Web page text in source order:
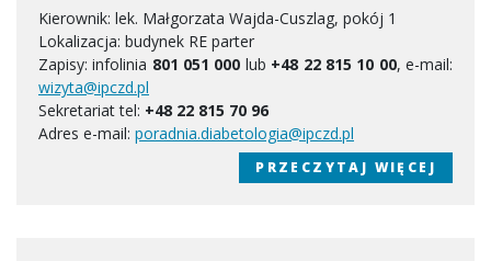
Kierownik: lek. Małgorzata Wajda-Cuszlag, pokój 1
Lokalizacja: budynek RE parter
Zapisy: infolinia 801 051 000 lub +48 22 815 10 00, e-mail:
wizyta@ipczd.pl
Sekretariat tel: +48 22 815 70 96
Adres e-mail: poradnia.diabetologia@ipczd.pl
PRZECZYTAJ WIĘCEJ